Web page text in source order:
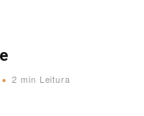
2 min Leitura